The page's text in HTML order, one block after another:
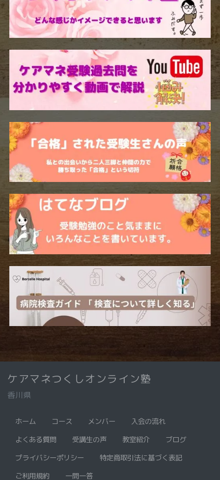
ケアマネつくしオンライン塾
香川県
ホーム コース メンバー
入会の流れ
よくある質問
受講生の声 教室紹介
ブログ
プライバシーポリシー
特定商取引法に基づく表記
ご利用規約
一問一答